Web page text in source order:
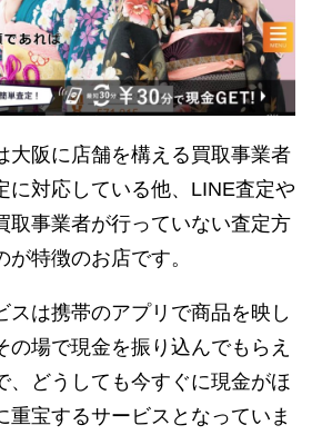
大阪に店舗を構える買取事業者
に対応している他、LINE査定や
取事業者が行っていない査定方
特徴のお店です。
スは携帯のアプリで商品を映し
の場で現金を振り込んでもらえ
、どうしても今すぐに現金がほ
重宝するサービスとなっていま